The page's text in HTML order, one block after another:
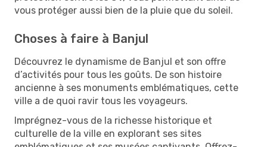
vous protéger aussi bien de la pluie que du soleil.
Choses à faire à Banjul
Découvrez le dynamisme de Banjul et son offre
d’activités pour tous les goûts. De son histoire
ancienne à ses monuments emblématiques, cette
ville a de quoi ravir tous les voyageurs.
Imprégnez-vous de la richesse historique et
culturelle de la ville en explorant ses sites